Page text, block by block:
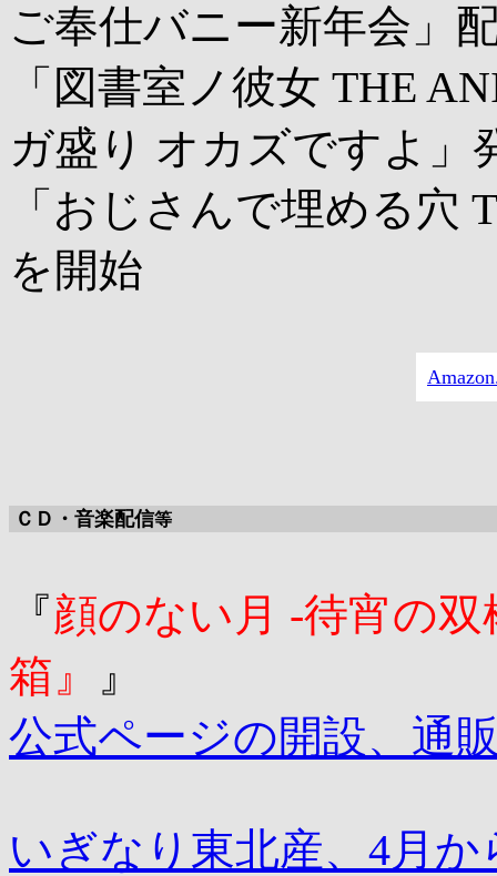
ご奉仕バニー新年会」
「図書室ノ彼女 THE
ガ盛り オカズですよ」
「おじさんで埋める穴
を開始
ＣＤ・音楽配信等
『顔のない月 -待宵の
箱』 』
公式ページの開設、通
いぎなり東北産、4月